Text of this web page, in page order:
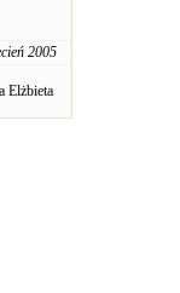
2005
Elżbieta